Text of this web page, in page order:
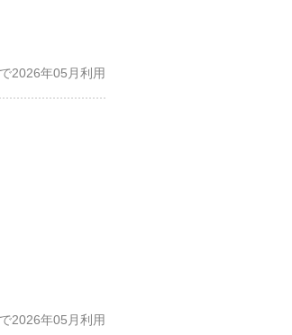
2026年05月
2026年05月